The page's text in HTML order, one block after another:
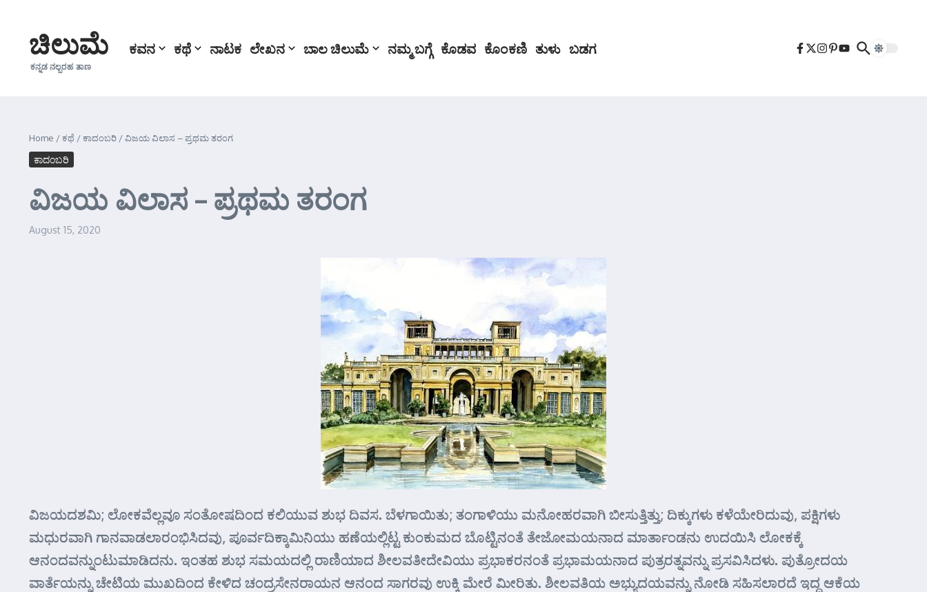
ಚಿಲುಮೆ
ಕನ್ನಡ ನಲ್ಬರಹ ತಾಣ
ಕವನ ಕಥೆ ನಾಟಕ ಲೇಖನ ಬಾಲ ಚಿಲುಮೆ ನಮ್ಮ ಬಗ್ಗೆ ಕೊಡವ ಕೊಂಕಣಿ ತುಳು ಬಡಗ
Home /ಕಥೆ /ಕಾದಂಬರಿ /ವಿಜಯ ವಿಲಾಸ – ಪ್ರಥಮ ತರಂಗ
ಕಾದಂಬರಿ
ವಿಜಯ ವಿಲಾಸ – ಪ್ರಥಮ ತರಂಗ
August 15, 2020
ವಿಜಯದಶಮಿ; ಲೋಕವೆಲ್ಲವೂ ಸಂತೋಷದಿಂದ ಕಲಿಯುವ ಶುಭ ದಿವಸ. ಬೆಳಗಾಯಿತು; ತಂಗಾಳಿಯು ಮನೋಹರವಾಗಿ ಬೀಸುತ್ತಿತ್ತು; ದಿಕ್ಕುಗಳು ಕಳೆಯೇರಿದುವು, ಪಕ್ಷಿಗಳು
ಮಧುರವಾಗಿ ಗಾನವಾಡಲಾರಂಭಿಸಿದವು, ಪೂರ್ವದಿಕ್ಕಾಮಿನಿಯು ಹಣೆಯಲ್ಲಿಟ್ಟ ಕುಂಕುಮದ ಬೊಟ್ಟಿನಂತೆ ತೇಜೋಮಯನಾದ ಮಾರ್ತಾಂಡನು ಉದಯಿಸಿ ಲೋಕಕ್ಕೆ
ಆನಂದವನ್ನುಂಟುಮಾಡಿದನು. ಇಂತಹ ಶುಭ ಸಮಯದಲ್ಲಿ ರಾಣಿಯಾದ ಶೀಲವತೀದೇವಿಯು ಪ್ರಭಾಕರನಂತೆ ಪ್ರಭಾಮಯನಾದ ಪುತ್ರರತ್ನವನ್ನು ಪ್ರಸವಿಸಿದಳು. ಪುತ್ರೋದಯ
ವಾರ್ತೆಯನ್ನು ಚೇಟಿಯ ಮುಖದಿಂದ ಕೇಳಿದ ಚಂದ್ರಸೇನರಾಯನ ಆನಂದ ಸಾಗರವು ಉಕ್ಕಿ ಮೇರೆ ಮೀರಿತು. ಶೀಲವತಿಯ ಅಭ್ಯುದಯವನ್ನು ನೋಡಿ ಸಹಿಸಲಾರದೆ ಇದ್ದ ಆಕೆಯ